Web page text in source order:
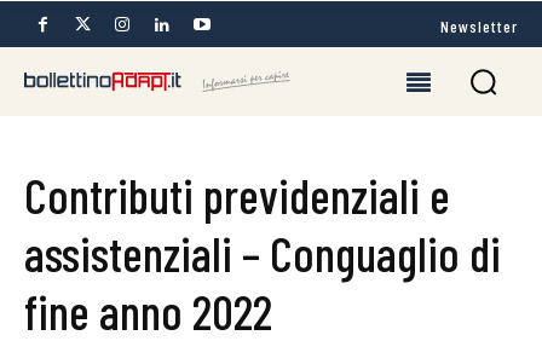
Newsletter
Contributi previdenziali e
assistenziali – Conguaglio di
fine anno 2022